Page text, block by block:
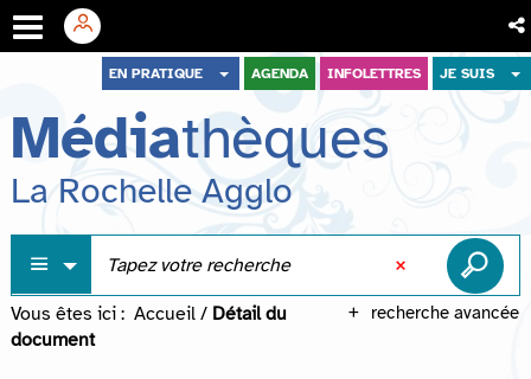
menu
contenu
recherche
EN PRATIQUE AGENDA INFOLETTRES JE SUIS
Médiathèques
La Rochelle Agglo
recherche avancée
Vous êtes ici : Accueil / Détail du
document